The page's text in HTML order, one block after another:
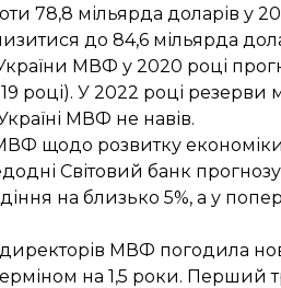
78,8 мільярда доларів у
до 84,6 мільярда
МВФ у 2020 році
році). У 2022 році
МВФ не навів.
щодо розвитку
Світовий банк
на близько 5%, а у
МВФ погодила
на 1,5 роки.